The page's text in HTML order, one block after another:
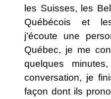
les Suisses, les
Québécois et
j’écoute une
Québec, je me
quelques
conversation, je
façon dont ils